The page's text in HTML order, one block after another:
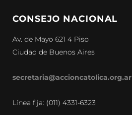
CONSEJO NACIONAL
Av. de Mayo 621 4 Piso
Ciudad de Buenos Aires
secretaria@accioncatolica.org.ar
Línea fija: (011) 4331-6323